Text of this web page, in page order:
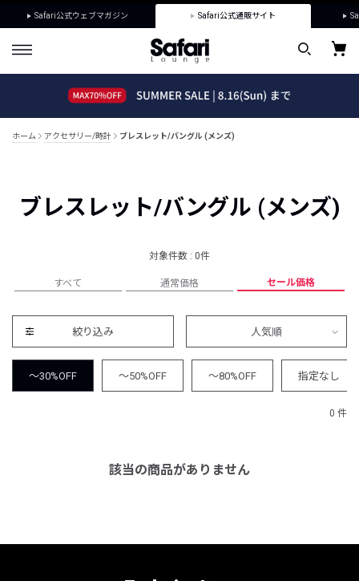
Safari公式ウェブマガジン Safari公式通販サイト
ホーム アクセサリー/時計 ブレスレット/バングル (メンズ)
ブレスレット/バングル (メンズ)
対象件数 : 0件
すべて 通常価格 セール価格
絞り込み 人気順
～30%OFF ～50%OFF ～80%OFF 指定なし
0 件
該当の商品がありません